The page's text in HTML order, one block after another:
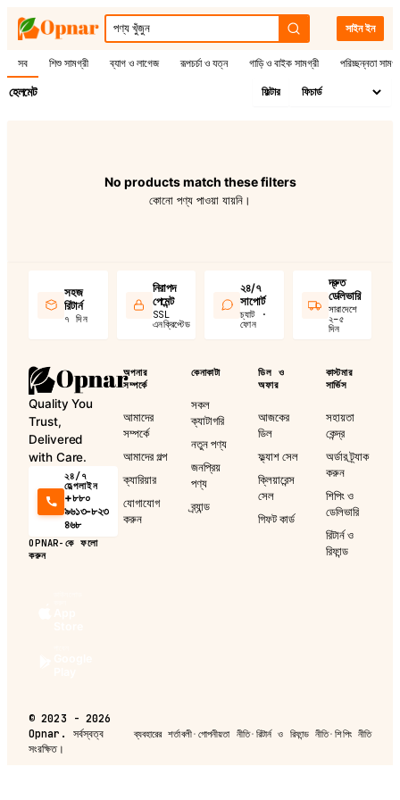
সাইন ইন
সব শিশু সামগ্রী ব্যাগ ও লাগেজ রূপচর্চা ও যত্ন গাড়ি ও বাইক সামগ্রী পরিচ্ছন্নতা
হেলমেট ফিল্টার
No products match these filters
কোনো পণ্য পাওয়া যায়নি।
সহজ
রিটার্ন
৭ দিন
নিরাপদ
পেমেন্ট
SSL
এনক্রিপ্টেড
২৪/৭
সাপোর্ট
চ্যাট ·
ফোন
দ্রুত
ডেলিভারি
সারাদেশে
২–৫
দিন
Quality You
Trust,
Delivered
with Care.
২৪/৭
হেল্পলাইন
+৮৮০
৯৬১৩-৮২৩
৪৬৮
OPNAR-কে ফলো
করুন
অপনার
সম্পর্কে
আমাদের
সম্পর্কে
আমাদের গল্প
ক্যারিয়ার
যোগাযোগ
করুন
কেনাকাটা
সকল
ক্যাটাগরি
নতুন পণ্য
জনপ্রিয়
পণ্য
ব্র্যান্ড
ডিল ও
অফার
আজকের
ডিল
ফ্ল্যাশ সেল
ক্লিয়ারেন্স
সেল
গিফট কার্ড
কাস্টমার
সার্ভিস
সহায়তা
কেন্দ্র
অর্ডার ট্র্যাক
করুন
শিপিং ও
ডেলিভারি
রিটার্ন ও
রিফান্ড
©2023 - 2026
Opnar.
সর্বস্বত্ব
সংরক্ষিত।
ব্যবহারের শর্তাবলী· গোপনীয়তা নীতি· রিটার্ন ও রিফান্ড নীতি·শিপিং নীতি